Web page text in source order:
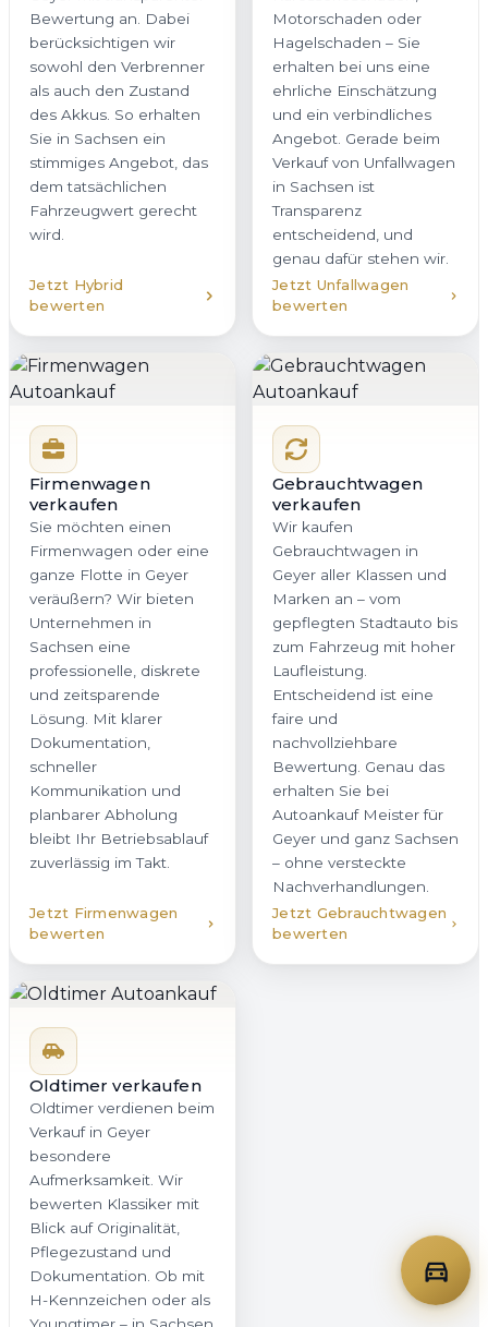
Bewertung an. Dabei
berücksichtigen wir
sowohl den Verbrenner
als auch den Zustand
des Akkus. So erhalten
Sie in Sachsen ein
stimmiges Angebot, das
dem tatsächlichen
Fahrzeugwert gerecht
wird.
Jetzt Hybrid
bewerten
Motorschaden oder
Hagelschaden – Sie
erhalten bei uns eine
ehrliche Einschätzung
und ein verbindliches
Angebot. Gerade beim
Verkauf von Unfallwagen
in Sachsen ist
Transparenz
entscheidend, und
genau dafür stehen wir.
Jetzt Unfallwagen
bewerten
Firmenwagen
verkaufen
Sie möchten einen
Firmenwagen oder eine
ganze Flotte in Geyer
veräußern? Wir bieten
Unternehmen in
Sachsen eine
professionelle, diskrete
und zeitsparende
Lösung. Mit klarer
Dokumentation,
schneller
Kommunikation und
planbarer Abholung
bleibt Ihr Betriebsablauf
zuverlässig im Takt.
Jetzt Firmenwagen
bewerten
Gebrauchtwagen
verkaufen
Wir kaufen
Gebrauchtwagen in
Geyer aller Klassen und
Marken an – vom
gepflegten Stadtauto bis
zum Fahrzeug mit hoher
Laufleistung.
Entscheidend ist eine
faire und
nachvollziehbare
Bewertung. Genau das
erhalten Sie bei
Autoankauf Meister für
Geyer und ganz Sachsen
– ohne versteckte
Nachverhandlungen.
Jetzt Gebrauchtwagen
bewerten
Oldtimer verkaufen
Oldtimer verdienen beim
Verkauf in Geyer
besondere
Aufmerksamkeit. Wir
bewerten Klassiker mit
Blick auf Originalität,
Pflegezustand und
Dokumentation. Ob mit
H-Kennzeichen oder als